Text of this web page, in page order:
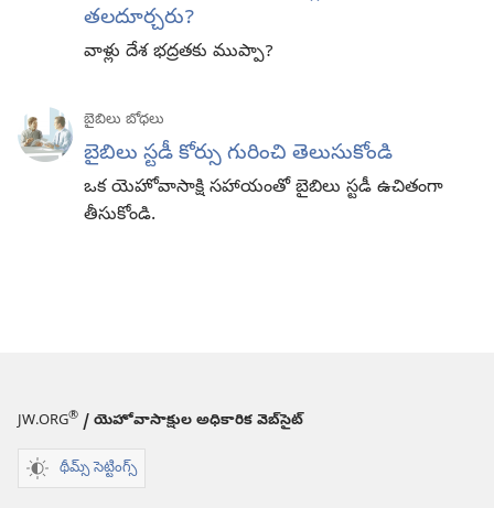
తలదూర్చరు?
వాళ్లు దేశ భద్రతకు ముప్పా?
బైబిలు బోధలు
బైబిలు స్టడీ కోర్సు గురించి తెలుసుకోండి
ఒక యెహోవాసాక్షి సహాయంతో బైబిలు స్టడీ ఉచితంగా
తీసుకోండి.
JW.ORG® / యెహోవాసాక్షుల అధికారిక వెబ్‌సైట్‌
థీమ్స్ సెట్టింగ్స్